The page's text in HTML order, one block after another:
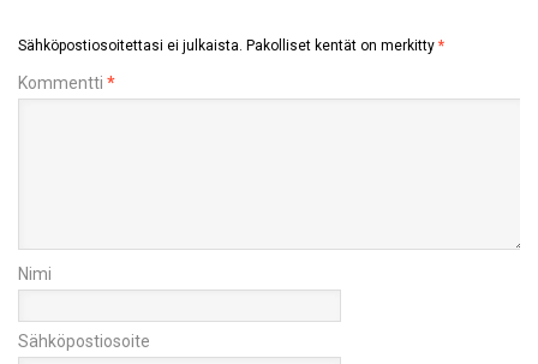
Sähköpostiosoitettasi ei julkaista. Pakolliset kentät on merkitty *
Kommentti *
Nimi
Sähköpostiosoite